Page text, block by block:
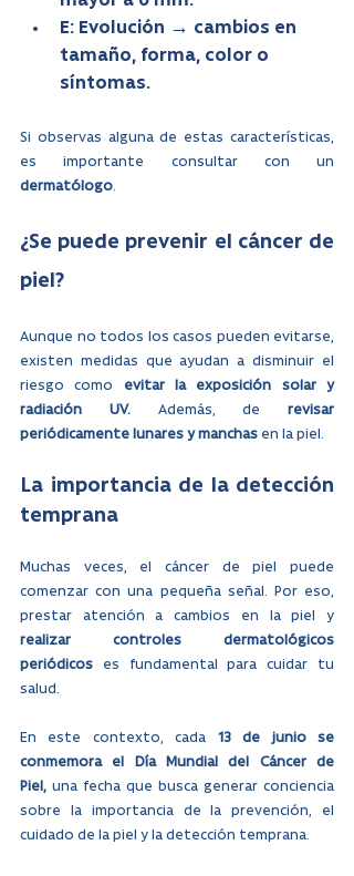
E: Evolución → cambios en
tamaño, forma, color o
síntomas.
Si observas alguna de estas características,
dermatólogo
¿Se puede prevenir el cáncer de
piel?
Aunque no todos los casos pueden evitarse,
existen medidas que ayudan a disminuir el
riesgo como
evitar la exposición solar y
radiación UV. Además, de revisar
periódicamente lunares y manchas en la piel.
La importancia de la detección
temprana
Muchas veces, el cáncer de piel puede
comenzar con una pequeña señal. Por eso,
realizar controles dermatológicos
periódicos es fundamental para cuidar tu
salud.
En este contexto, cada 13 de junio se
conmemora el Día Mundial del Cáncer de
Piel, una fecha que busca generar conciencia
sobre la importancia de la prevención, el
cuidado de la piel y la detección temprana.